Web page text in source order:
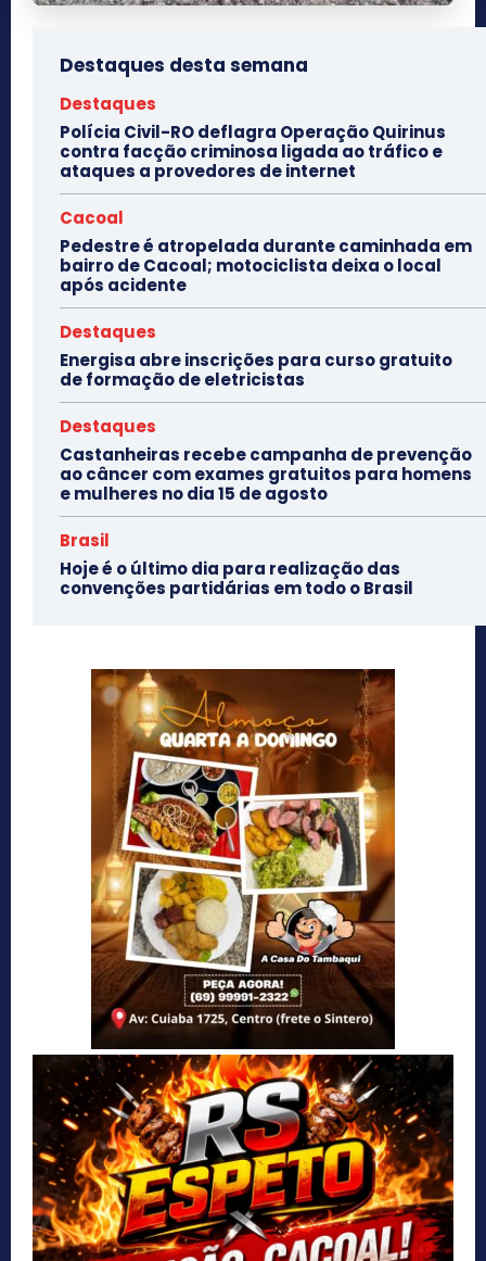
Destaques desta semana
Destaques
Polícia Civil-RO deflagra Operação Quirinus
contra facção criminosa ligada ao tráfico e
ataques a provedores de internet
Cacoal
Pedestre é atropelada durante caminhada em
bairro de Cacoal; motociclista deixa o local
após acidente
Destaques
Energisa abre inscrições para curso gratuito
de formação de eletricistas
Destaques
Castanheiras recebe campanha de prevenção
ao câncer com exames gratuitos para homens
e mulheres no dia 15 de agosto
Brasil
Hoje é o último dia para realização das
convenções partidárias em todo o Brasil